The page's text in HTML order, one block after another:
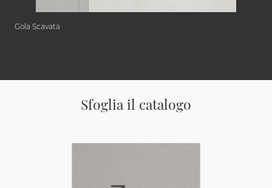
Gola Scavata
Sfoglia il catalogo